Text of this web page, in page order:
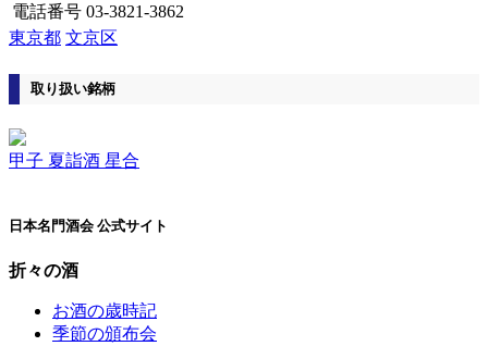
電話番号 03-3821-3862
東京都 文京区
取り扱い銘柄
甲子 夏詣酒 星合
日本名門酒会 公式サイト
折々の酒
お酒の歳時記
季節の頒布会